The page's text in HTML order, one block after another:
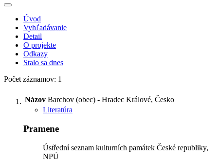
Úvod
Vyhľadávanie
Detail
O projekte
Odkazy
Stalo sa dnes
Počet záznamov: 1
Názov Barchov (obec) - Hradec Králové, Česko
Literatúra
Pramene
Ústřední seznam kulturních památek České republiky,
NPÚ